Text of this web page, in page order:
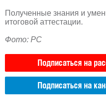
Полученные знания и
итоговой аттестации.
Фото: РС
Подписаться на
Подписаться на